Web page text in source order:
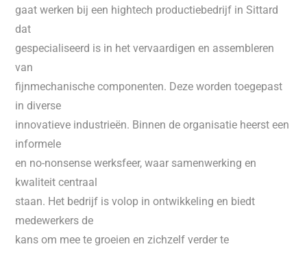
gaat werken bij een hightech productiebedrijf in Sittard
dat
gespecialiseerd is in het vervaardigen en assembleren
van
fijnmechanische componenten. Deze worden toegepast
in diverse
innovatieve industrieën. Binnen de organisatie heerst een
informele
en no-nonsense werksfeer, waar samenwerking en
kwaliteit centraal
staan. Het bedrijf is volop in ontwikkeling en biedt
medewerkers de
kans om mee te groeien en zichzelf verder te